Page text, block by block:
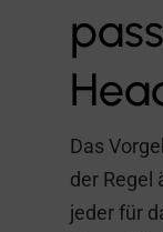
Das
der Regel
jeder für